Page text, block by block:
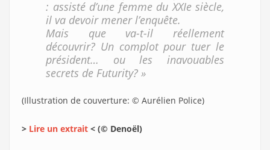
: assisté d’une femme du XXIesiècle,
il va devoir mener l’enquête.
Mais que va-t-il réellement
découvrir? Un complot pour tuer le
président… ou les inavouables
secrets de Futurity? »
(Illustration de couverture: © Aurélien Police)
> Lire un extrait < (© Denoël)